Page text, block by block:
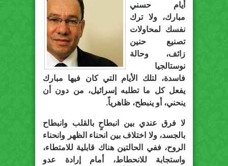
أيام حسني
مبارك، ولا ترك
نفسك لمحاولات
تصنيع حنين
زائف، وحالة
نوستالجيا
فاسدة، لتلك الأيام التي كان فيها مبارك
يفعل كل ما تطلبه إسرائيل، من دون أن
ينحني، أو ينبطح، ظاهرياً.
لا فرق عندي بين انبطاحٍ بالقلب وانبطاح
بالجسد، ولا اختلاف بين انحناء الظهر وانحناء
الروح، ففي الحالتين هناك قابلية للامتطاء،
واستجابة للانحطاط، أمام إرادة عدو